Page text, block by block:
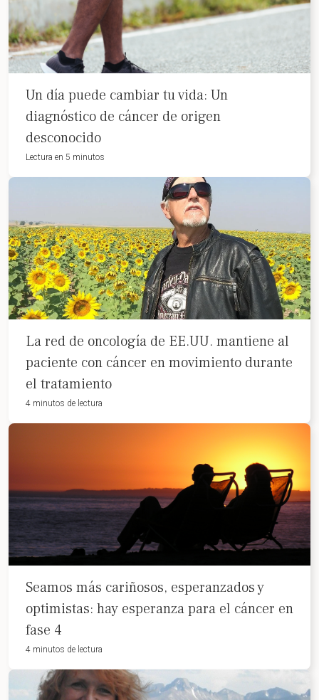
Un día puede cambiar tu vida: Un
diagnóstico de cáncer de origen
desconocido
Lectura en 5 minutos
La red de oncología de EE.UU. mantiene al
paciente con cáncer en movimiento durante
el tratamiento
4 minutos de lectura
Seamos más cariñosos, esperanzados y
optimistas: hay esperanza para el cáncer en
fase 4
4 minutos de lectura